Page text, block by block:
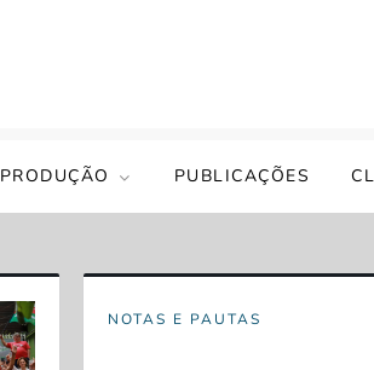
PRODUÇÃO PUBLICAÇÕES
NOTAS E PAUTAS